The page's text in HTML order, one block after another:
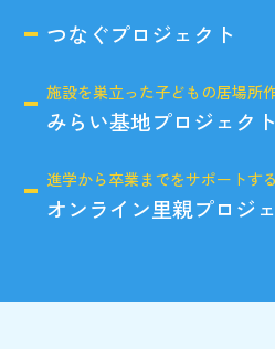
つなぐプロジェクト
施設を巣立った子どもの居場所
みらい基地プロジェクト
進学から卒業までをサポートする
オンライン里親プロジ